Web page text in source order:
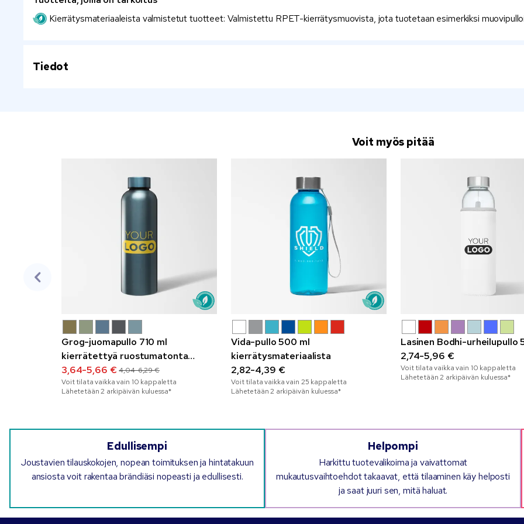
Kierrätysmateriaaleista valmistetut tuotteet: Valmistettu RPET-kierrätysmuovista, jota tuotetaan esimerkiksi
Tiedot
Voit myös pitää
Grog-juomapullo 710 ml
kierrätettyä ruostumatonta
terästä
3,64-5,66 € 4,04-6,29 €
Voit tilata vaikka vain 10 kappaletta
Lähetetään 2 arkipäivän kuluessa*
Vida-pullo 500 ml
kierrätysmateriaalista
2,82-4,39 €
Voit tilata vaikka vain 25 kappaletta
Lähetetään 2 arkipäivän kuluessa*
Lasinen Bodhi-urheilupullo
2,74-5,96 €
Voit tilata vaikka vain 10 kappaletta
Lähetetään 2 arkipäivän kuluessa*
Edullisempi
Joustavien tilauskokojen, nopean toimituksen ja hintatakuun
ansiosta voit rakentaa brändiäsi nopeasti ja edullisesti.
Helpompi
Harkittu tuotevalikoima ja vaivattomat
mukautusvaihtoehdot takaavat, että tilaaminen käy helposti
ja saat juuri sen, mitä haluat.